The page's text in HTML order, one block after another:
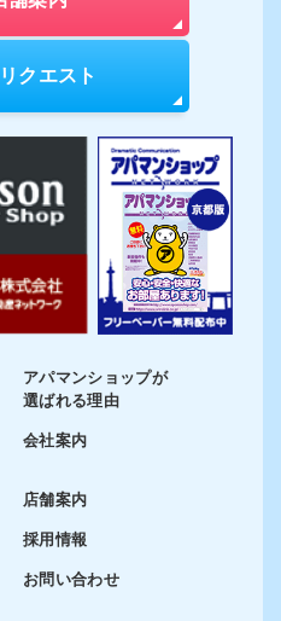
クエスト
アパマンショップが
選ばれる理由
会社案内
店舗案内
採用情報
お問い合わせ